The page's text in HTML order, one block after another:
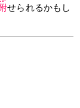
せられるかもし